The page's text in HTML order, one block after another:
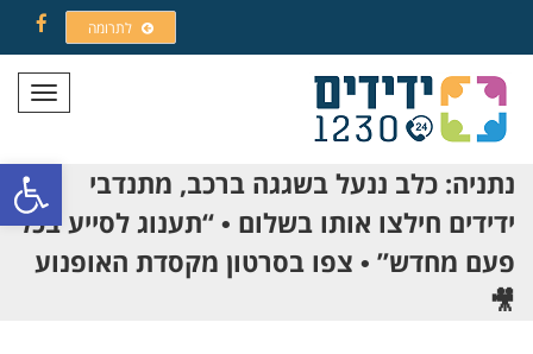
פתח
לתרומה
תפריט
נתניה: כלב ננעל בשגגה ברכב, מתנדבי
ידידים חילצו אותו בשלום • “תענוג לסייע בכל
פעם מחדש” • צפו בסרטון מקסדת האופנוע
🎥